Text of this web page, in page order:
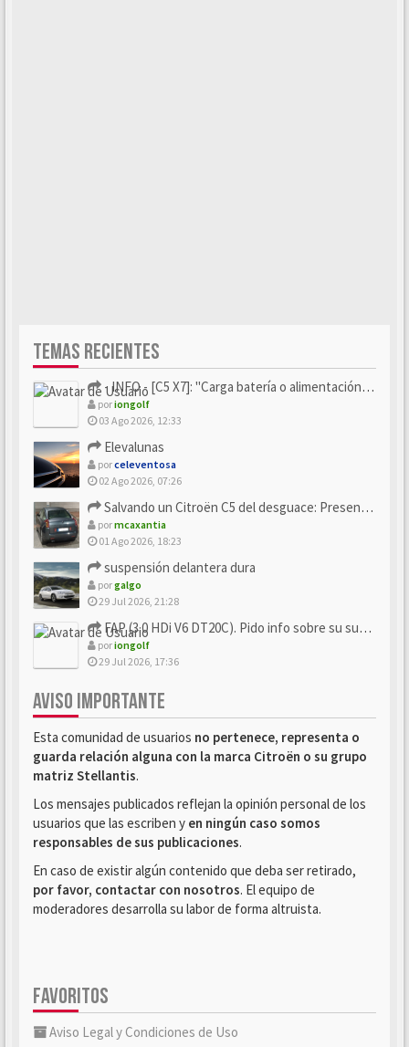
TEMAS RECIENTES
- INFO - [C5 X7]: "Carga batería o alimentación eléctri...
poriongolf
03 Ago 2026, 12:33
Elevalunas
porceleventosa
02 Ago 2026, 07:26
Salvando un Citroën C5 del desguace: Presentación y seguimiento
pormcaxantia
01 Ago 2026, 18:23
suspensión delantera dura
porgalgo
29 Jul 2026, 21:28
FAP (3.0 HDi V6 DT20C). Pido info sobre su sustitución
poriongolf
29 Jul 2026, 17:36
AVISO IMPORTANTE
Esta comunidad de usuarios no pertenece, representa o
guarda relación alguna con la marca Citroën o su grupo
matriz Stellantis.
Los mensajes publicados reflejan la opinión personal de los
usuarios que las escriben y en ningún caso somos
responsables de sus publicaciones.
En caso de existir algún contenido que deba ser retirado,
por favor, contactar con nosotros. El equipo de
moderadores desarrolla su labor de forma altruista.
FAVORITOS
Aviso Legal y Condiciones de Uso